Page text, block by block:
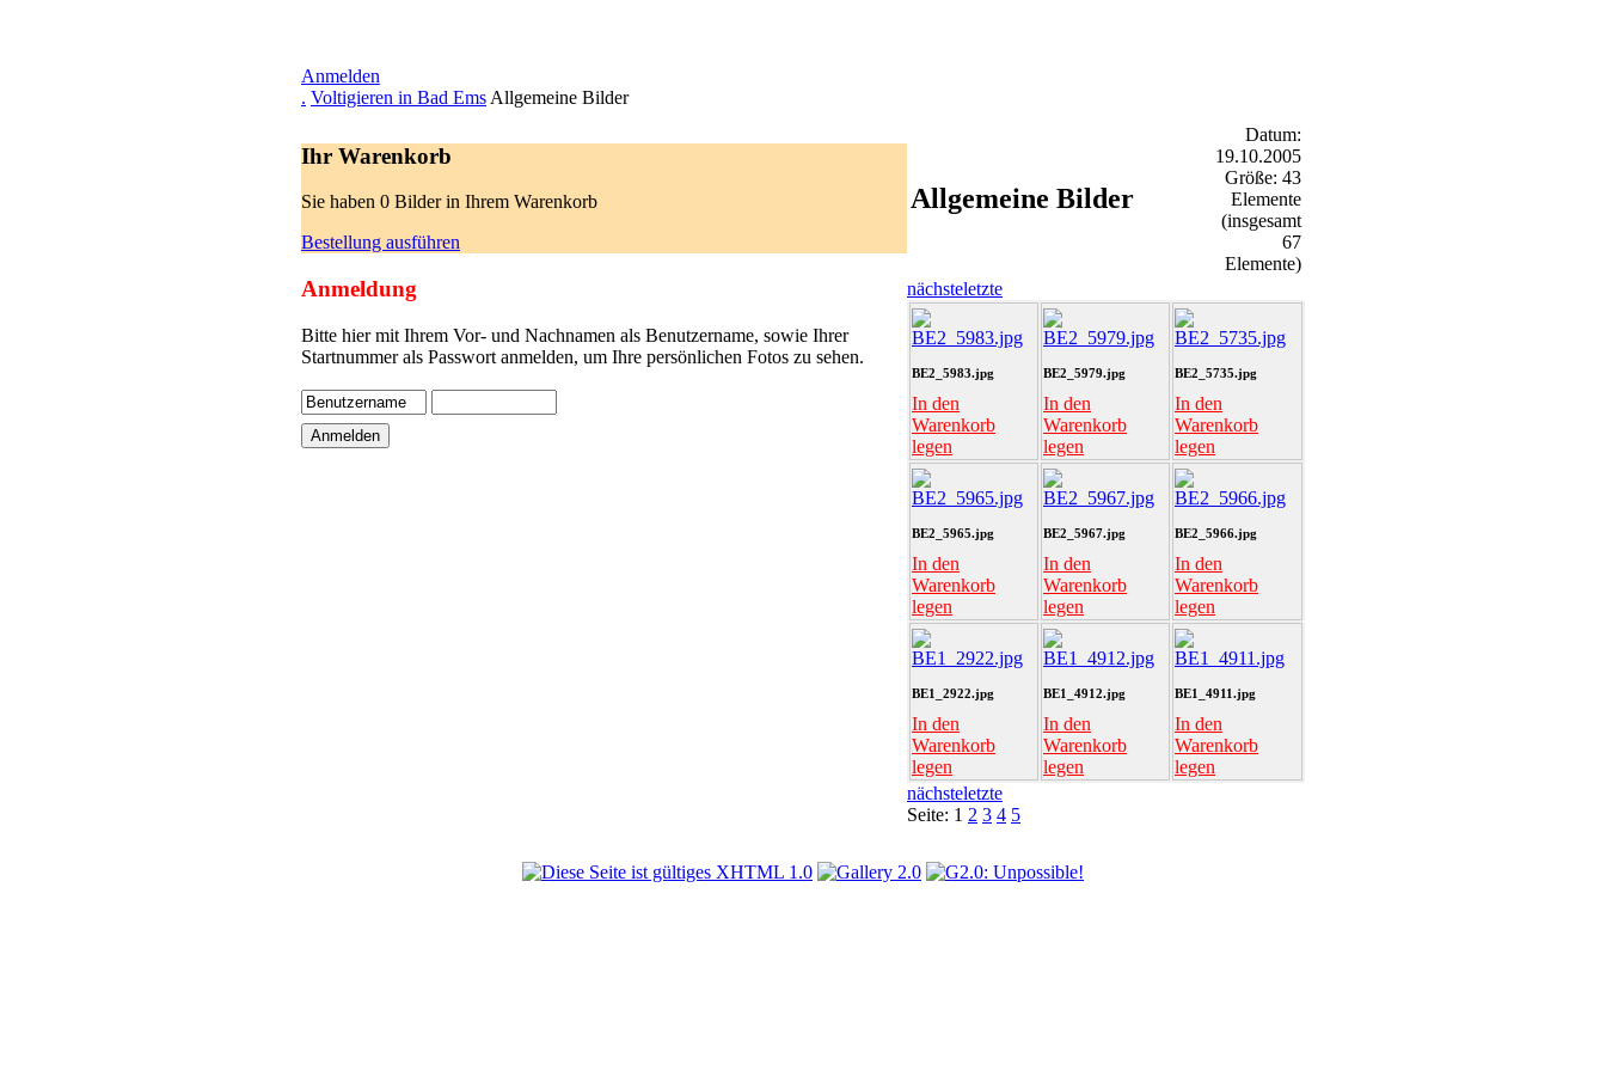
Anmelden
. Voltigieren in Bad Ems Allgemeine Bilder
Ihr Warenkorb
Sie haben 0 Bilder in Ihrem Warenkorb
Bestellung ausführen
Anmeldung
Bitte hier mit Ihrem Vor- und Nachnamen als Benutzername, sowie Ihrer
Startnummer als Passwort anmelden, um Ihre persönlichen Fotos zu sehen.
Allgemeine Bilder
Datum:
19.10.2005
Größe: 43
Elemente
(insgesamt
67
Elemente)
nächsteletzte
BE2_5983.jpg
In den
Warenkorb
legen
BE2_5979.jpg
In den
Warenkorb
legen
BE2_5735.jpg
In den
Warenkorb
legen
BE2_5965.jpg
In den
Warenkorb
legen
BE2_5967.jpg
In den
Warenkorb
legen
BE2_5966.jpg
In den
Warenkorb
legen
BE1_2922.jpg
In den
Warenkorb
legen
BE1_4912.jpg
In den
Warenkorb
legen
BE1_4911.jpg
In den
Warenkorb
legen
nächsteletzte
Seite: 1 2 3 4 5